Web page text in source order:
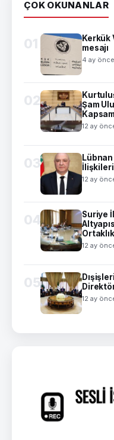
ÇOK OKUNANLAR
01
Kerkük
mesajı
4 ay önce
02
Şam
12 ay
03
12 ay
04
Suriye
12 ay
05
12 ay